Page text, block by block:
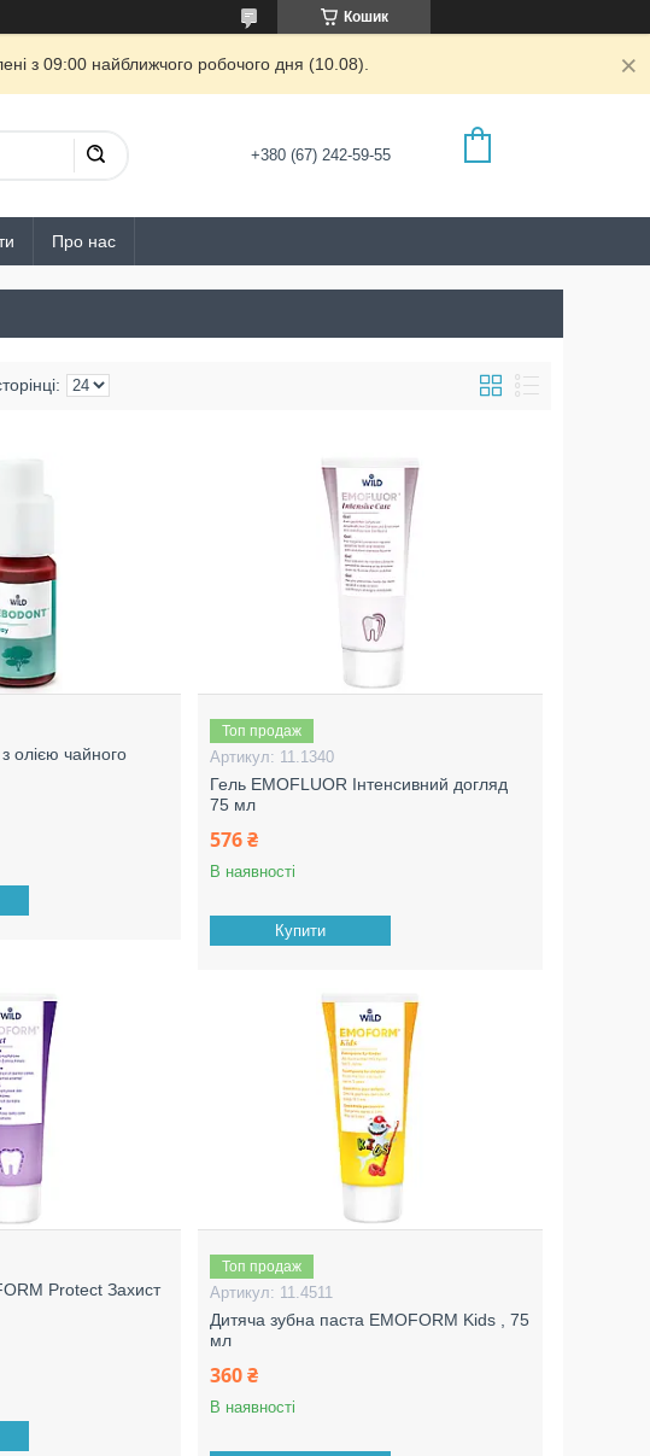
Кошик
з 09:00 найближчого робочого дня (10.08).
+380 (67) 242-59-55
Про нас
олією чайного
Топ продаж
11.1340
Гель EMOFLUOR Інтенсивний догляд
75 мл
576 ₴
В наявності
Купити
Protect Захист
Топ продаж
11.4511
Дитяча зубна паста EMOFORM Kids , 75
мл
360 ₴
В наявності